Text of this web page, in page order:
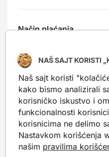
Način plaćanja
Recenzije
Nešto slično?
Popularni proizvodi iz
posluže kao inspiracija.
NAŠ SAJT KORISTI
Naš sajt koristi
kako bismo analizirali
korisničko iskustvo i
funkcionalnosti
korisnicima ne delimo
Nastavkom korišćenja
našim pravilima